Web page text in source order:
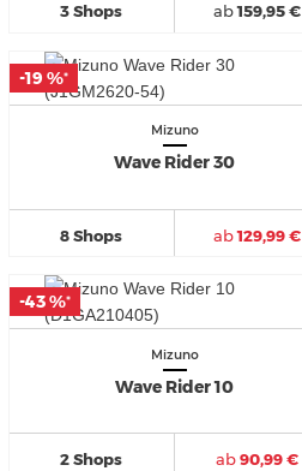
3 Shops ab159,95 €
Mizuno
Wave Rider 30
8 Shops ab129,99 €
-19 %*
-19 %*
Mizuno
Wave Rider 10
2 Shops ab90,99 €
-43 %*
-43 %*